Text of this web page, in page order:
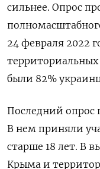
сильнее. Опрос
24 февраля 2022
территориальных
были 82%
Последний опрос
В нем приняли
старше 18 лет. В
Крыма и